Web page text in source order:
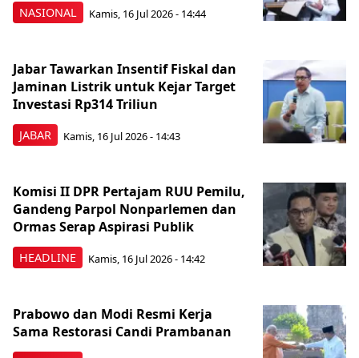
NASIONAL Kamis, 16 Jul 2026 - 14:44
JABAR
Jabar Tawarkan Insentif Fiskal dan
Jaminan Listrik untuk Kejar Target
Investasi Rp314 Triliun
Kamis, 16 Jul 2026 - 14:43
HEADLINE
Komisi II DPR Pertajam RUU Pemilu,
Gandeng Parpol Nonparlemen dan
Ormas Serap Aspirasi Publik
Kamis, 16 Jul 2026 - 14:42
Prabowo dan Modi Resmi Kerja
Sama Restorasi Candi Prambanan